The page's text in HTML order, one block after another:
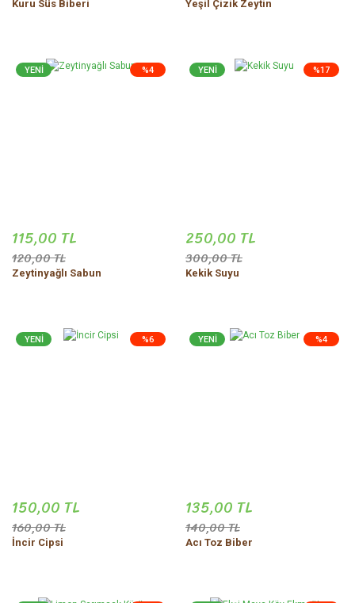
Kuru Süs Biberi Yeşil Çizik Zeytin
%4
YENİ
115,00 TL
120,00 TL
Zeytinyağlı Sabun
%17
YENİ
250,00 TL
300,00 TL
Kekik Suyu
%6
YENİ
150,00 TL
160,00 TL
İncir Cipsi
%4
YENİ
135,00 TL
140,00 TL
Acı Toz Biber